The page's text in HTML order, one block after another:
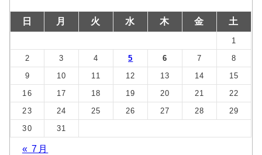
日 月 火 水 木 金 土
1
2
3 4 5 6 7
8
9
10 11 12 13 14
15
16
17 18 19 20 21
22
23
24 25 26 27 28
29
30
31
« 7月